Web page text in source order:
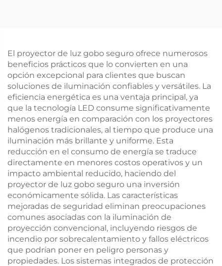
El proyector de luz gobo seguro ofrece numerosos
beneficios prácticos que lo convierten en una
opción excepcional para clientes que buscan
soluciones de iluminación confiables y versátiles. La
eficiencia energética es una ventaja principal, ya
que la tecnología LED consume significativamente
menos energía en comparación con los proyectores
halógenos tradicionales, al tiempo que produce una
iluminación más brillante y uniforme. Esta
reducción en el consumo de energía se traduce
directamente en menores costos operativos y un
impacto ambiental reducido, haciendo del
proyector de luz gobo seguro una inversión
económicamente sólida. Las características
mejoradas de seguridad eliminan preocupaciones
comunes asociadas con la iluminación de
proyección convencional, incluyendo riesgos de
incendio por sobrecalentamiento y fallos eléctricos
que podrían poner en peligro personas y
propiedades. Los sistemas integrados de protección